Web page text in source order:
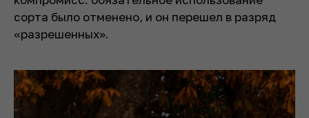
сорта было отменено, и он перешел в разряд
«разрешенных».